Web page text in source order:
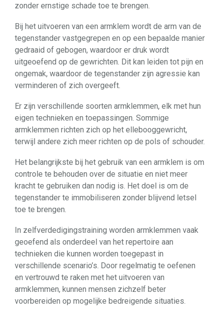
zonder ernstige schade toe te brengen.
Bij het uitvoeren van een armklem wordt de arm van de
tegenstander vastgegrepen en op een bepaalde manier
gedraaid of gebogen, waardoor er druk wordt
uitgeoefend op de gewrichten. Dit kan leiden tot pijn en
ongemak, waardoor de tegenstander zijn agressie kan
verminderen of zich overgeeft.
Er zijn verschillende soorten armklemmen, elk met hun
eigen technieken en toepassingen. Sommige
armklemmen richten zich op het ellebooggewricht,
terwijl andere zich meer richten op de pols of schouder.
Het belangrijkste bij het gebruik van een armklem is om
controle te behouden over de situatie en niet meer
kracht te gebruiken dan nodig is. Het doel is om de
tegenstander te immobiliseren zonder blijvend letsel
toe te brengen.
In zelfverdedigingstraining worden armklemmen vaak
geoefend als onderdeel van het repertoire aan
technieken die kunnen worden toegepast in
verschillende scenario’s. Door regelmatig te oefenen
en vertrouwd te raken met het uitvoeren van
armklemmen, kunnen mensen zichzelf beter
voorbereiden op mogelijke bedreigende situaties.